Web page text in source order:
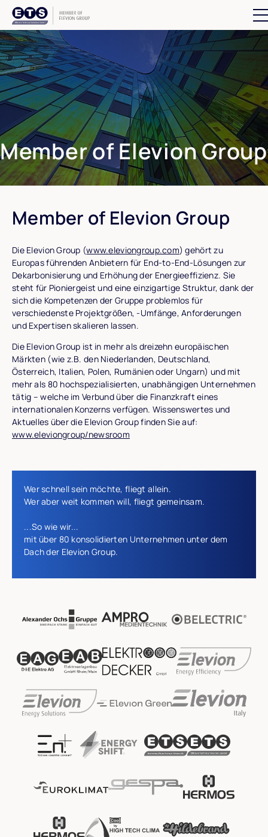
Suchfeld
Member of Elevion Group
Member of Elevion Group
Die Elevion Group (www.eleviongroup.com) gehört zu
Europas führenden Anbietern für End-to-End-Lösungen zur
Dekarbonisierung und Erhöhung der Energieeffizienz. Sie
steht für Pioniergeist und eine einzigartige Struktur, dank der
sich die Kompetenzen der Gruppe problemlos für
verschiedenste Projektgrößen, -Umfänge, Anforderungen
und Expertisen skalieren lassen.
Die Elevion Group ist in mehr als dreizehn europäischen
Märkten (wie z.B. den Niederlanden, Deutschland,
Österreich, Italien, Polen, Rumänien oder Ungarn) und mit
mehr als 80 hochspezialisierten, unabhängigen Unternehmen
tätig – welche im Verbund über die Finanzkraft eines
internationalen Konzerns verfügen. Wissenswertes und
Aktuelles über die Elevion Group finden Sie auf:
www.eleviongroup/newsroom
Wer schnell sein möchte, fliegt allein.
Wer aber weit kommen will, fliegt gemeinsam.
...So wie wir...
mit über 80 konsolidierten Unternehmen unter dem
Dach der Elevion Group.